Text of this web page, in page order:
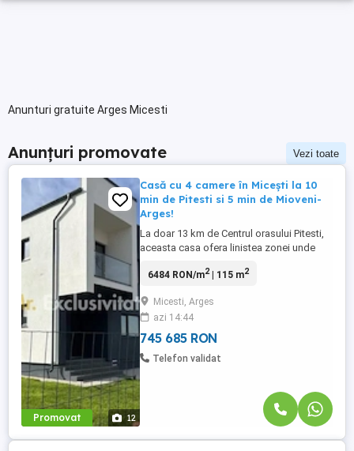
Anunturi gratuite Arges Micesti
Anunțuri promovate Vezi toate
Promovat 12
Casă cu 4 camere în Micești la 10
min de Pitesti si 5 min de Mioveni-
Arges!
La doar 13 km de Centrul orasului Pitesti,
aceasta casa ofera linistea zonei unde
vis, in fiecare zi: aer curat, verdeata,
proprietate exceptionala realizată cu
materiale de construcție de înaltă calitate,
durabile ...
6484 RON/m2| 115 m2
Micesti, Arges
azi 14:44
745 685 RON
Telefon validat